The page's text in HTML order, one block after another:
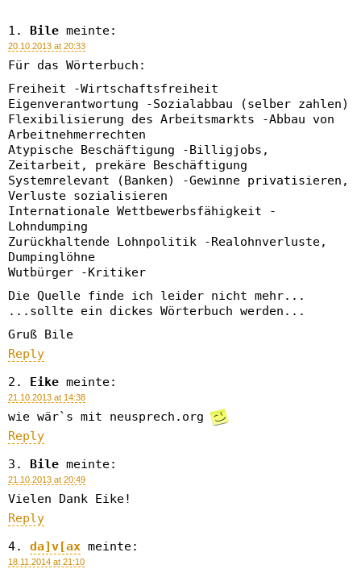
Bile meinte:
20.10.2013 at 20:33
Für das Wörterbuch:
Freiheit -Wirtschaftsfreiheit
Eigenverantwortung -Sozialabbau (selber zahlen)
Flexibilisierung des Arbeitsmarkts -Abbau von
Arbeitnehmerrechten
Atypische Beschäftigung -Billigjobs,
Zeitarbeit, prekäre Beschäftigung
Systemrelevant (Banken) -Gewinne privatisieren,
Verluste sozialisieren
Internationale Wettbewerbsfähigkeit -
Lohndumping
Zurückhaltende Lohnpolitik -Realohnverluste,
Dumpinglöhne
Wutbürger -Kritiker
Die Quelle finde ich leider nicht mehr...
...sollte ein dickes Wörterbuch werden...
Gruß Bile
Reply
Eike meinte:
21.10.2013 at 14:38
wie wär`s mit neusprech.org
Reply
Bile meinte:
21.10.2013 at 20:49
Vielen Dank Eike!
Reply
da]v[ax meinte:
18.11.2014 at 21:10